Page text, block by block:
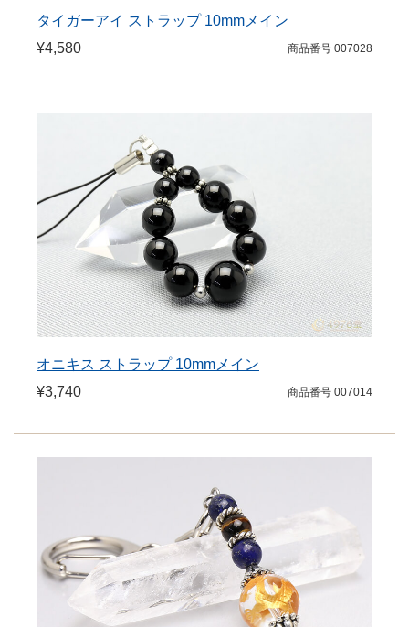
タイガーアイ ストラップ 10mmメイン
¥4,580
商品番号 007028
オニキス ストラップ 10mmメイン
¥3,740
商品番号 007014